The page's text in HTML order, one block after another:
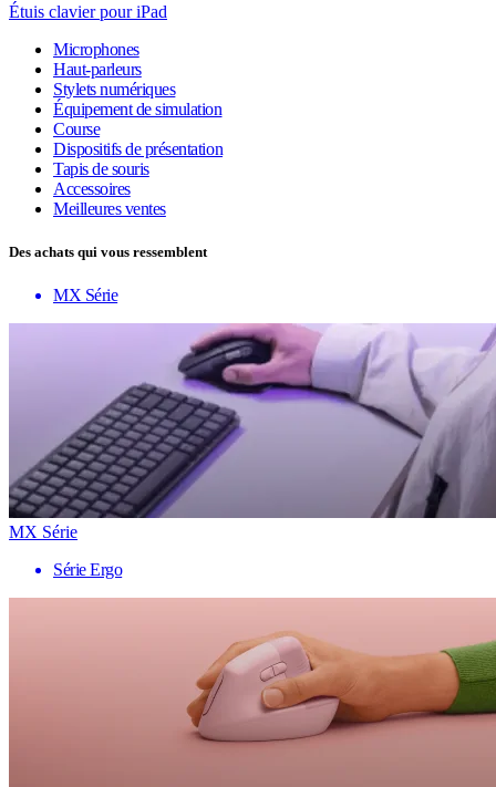
Étuis clavier pour iPad
Microphones
Haut-parleurs
Stylets numériques
Équipement de simulation
Course
Dispositifs de présentation
Tapis de souris
Accessoires
Meilleures ventes
Des achats qui vous ressemblent
MX Série
MX Série
Série Ergo